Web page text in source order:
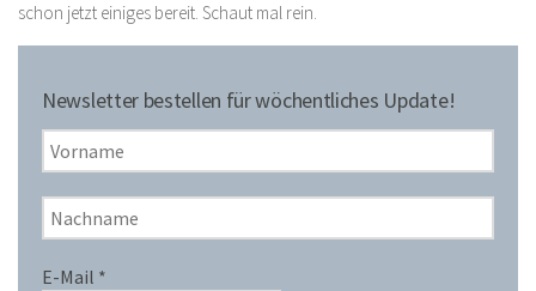
schon jetzt einiges bereit. Schaut mal rein.
Newsletter bestellen für wöchentliches Update!
E-Mail *